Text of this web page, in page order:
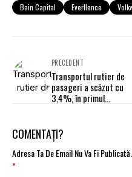
Bain Capital Everllence
PRECEDENT
Transportul rutier de
pasageri a scăzut cu
3,4%, în primul
COMENTAȚI?
Adresa Ta De Email Nu Va Fi Publicată.
*